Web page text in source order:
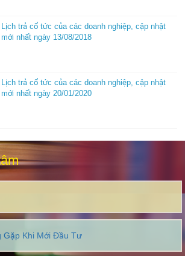
Lịch trả cổ tức của các doanh nghiệp, cập nhật
mới nhất ngày 13/08/2018
Lịch trả cổ tức của các doanh nghiệp, cập nhật
mới nhất ngày 20/01/2020
Gặp Khi Mới Đầu Tư